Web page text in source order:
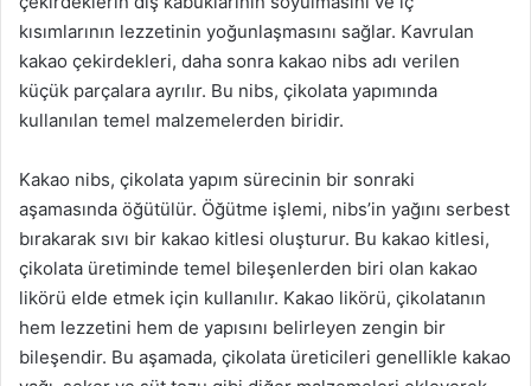
kısımlarının lezzetinin yoğunlaşmasını sağlar. Kavrulan
kakao çekirdekleri, daha sonra kakao nibs adı verilen
küçük parçalara ayrılır. Bu nibs, çikolata yapımında
kullanılan temel malzemelerden biridir.
Kakao nibs, çikolata yapım sürecinin bir sonraki
aşamasında öğütülür. Öğütme işlemi, nibs’in yağını serbest
bırakarak sıvı bir kakao kitlesi oluşturur. Bu kakao kitlesi,
çikolata üretiminde temel bileşenlerden biri olan kakao
likörü elde etmek için kullanılır. Kakao likörü, çikolatanın
hem lezzetini hem de yapısını belirleyen zengin bir
bileşendir. Bu aşamada, çikolata üreticileri genellikle kakao